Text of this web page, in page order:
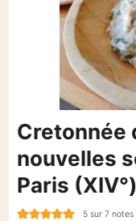
Cretonnée
nouvelles
Paris
5sur 7notes